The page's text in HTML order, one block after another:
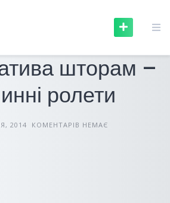
МАТЕРІАЛИ
шторам –
ролети
2014 КОМЕНТАРІВ НЕМАЄ